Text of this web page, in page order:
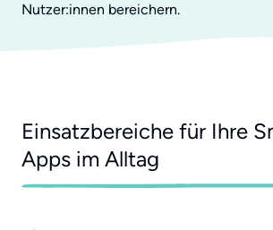
Nutzer:innen bereichern.
Einsatzbereiche für Ihre
Apps im Alltag